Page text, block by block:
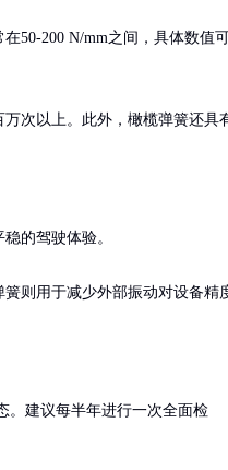
50-200 N/mm之间，具体数值
次以上。此外，橄榄弹簧还具
的驾驶体验。
则用于减少外部振动对设备精
。建议每半年进行一次全面检